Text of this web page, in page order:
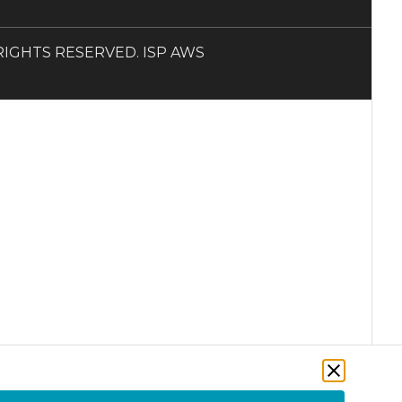
RESERVED. ISP AWS